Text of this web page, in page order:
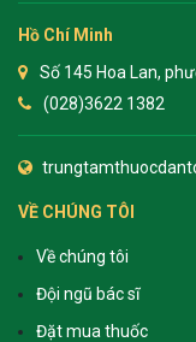
Hồ Chí Minh
Số 145 Hoa Lan,
(028)3622 1382
VỀ CHÚNG TÔI
Về chúng tôi
Đội ngũ bác sĩ
Đặt mua thuốc